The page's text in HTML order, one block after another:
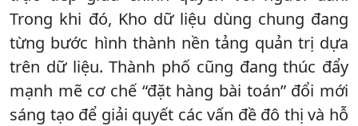
Trong khi đó, Kho dữ liệu dùng chung đang
từng bước hình thành nền tảng quản trị dựa
trên dữ liệu. Thành phố cũng đang thúc đẩy
mạnh mẽ cơ chế “đặt hàng bài toán” đổi mới
sáng tạo để giải quyết các vấn đề đô thị và hỗ